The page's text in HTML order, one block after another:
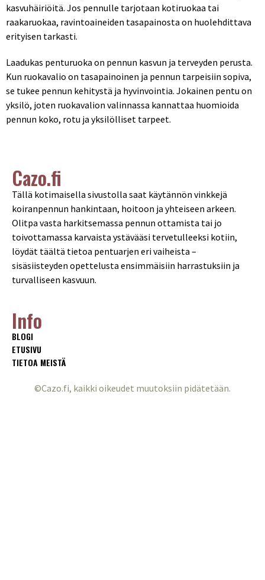
kasvuhäiriöitä. Jos pennulle tarjotaan kotiruokaa tai
raakaruokaa, ravintoaineiden tasapainosta on huolehdittava
erityisen tarkasti.
Laadukas penturuoka on pennun kasvun ja terveyden perusta.
Kun ruokavalio on tasapainoinen ja pennun tarpeisiin sopiva,
se tukee pennun kehitystä ja hyvinvointia. Jokainen pentu on
yksilö, joten ruokavalion valinnassa kannattaa huomioida
pennun koko, rotu ja yksilölliset tarpeet.
Cazo.fi
Tällä kotimaisella sivustolla saat käytännön vinkkejä
koiranpennun hankintaan, hoitoon ja yhteiseen arkeen.
Olitpa vasta harkitsemassa pennun ottamista tai jo
toivottamassa karvaista ystävääsi tervetulleeksi kotiin,
löydät täältä tietoa pentuarjen eri vaiheista –
sisäsiisteyden opettelusta ensimmäisiin harrastuksiin ja
turvalliseen kasvuun.
Info
BLOGI
ETUSIVU
TIETOA MEISTÄ
©Cazo.fi, kaikki oikeudet muutoksiin pidätetään.